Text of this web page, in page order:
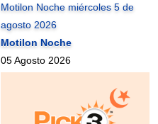
Motilon Noche miércoles 5 de
agosto 2026
Motilon Noche
05 Agosto 2026